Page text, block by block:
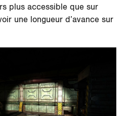
plus accessible que sur
une longueur d’avance sur